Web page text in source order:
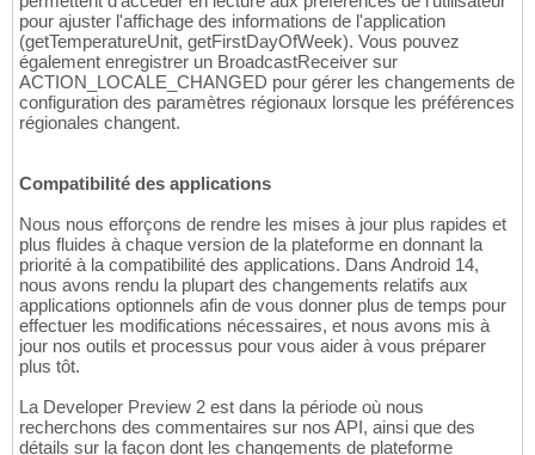
pour ajuster l'affichage des informations de l'application
(getTemperatureUnit, getFirstDayOfWeek). Vous pouvez
également enregistrer un BroadcastReceiver sur
ACTION_LOCALE_CHANGED pour gérer les changements de
configuration des paramètres régionaux lorsque les préférences
régionales changent.
Compatibilité des applications
Nous nous efforçons de rendre les mises à jour plus rapides et
plus fluides à chaque version de la plateforme en donnant la
priorité à la compatibilité des applications. Dans Android 14,
nous avons rendu la plupart des changements relatifs aux
applications optionnels afin de vous donner plus de temps pour
effectuer les modifications nécessaires, et nous avons mis à
jour nos outils et processus pour vous aider à vous préparer
plus tôt.
La Developer Preview 2 est dans la période où nous
recherchons des commentaires sur nos API, ainsi que des
détails sur la façon dont les changements de plateforme